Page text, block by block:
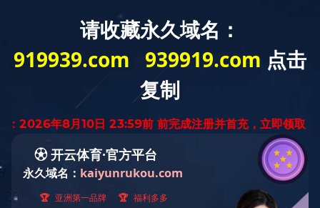
SD9908-9
WPC地板 · Wood Plastic Composite
产品规格: 984x1580×10mm
表面工艺: 羽感微光